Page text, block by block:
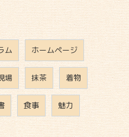
ム ホームページ
場 抹茶 着物
食事 魅力